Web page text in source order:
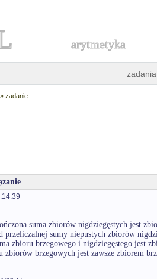
arytmetyka
zadania
» zadanie
suma zbiorów nigdziegęstych jest
przeliczalnej sumy niepustych zbiorów
zbioru brzegowego i nigdziegęstego jest
zbiorów brzegowych jest zawsze zbiorem